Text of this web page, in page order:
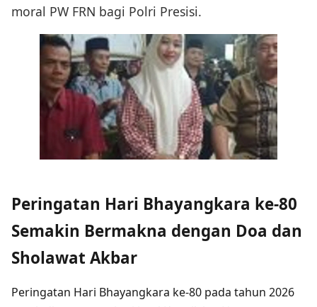
moral PW FRN bagi Polri Presisi.
Peringatan Hari Bhayangkara ke-80
Semakin Bermakna dengan Doa dan
Sholawat Akbar
Peringatan Hari Bhayangkara ke-80 pada tahun 2026